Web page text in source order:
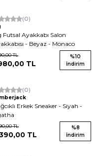
(0)
Futsal Ayakkabı Salon
- Beyaz - Monaco
TL
TL
%10
İndirim
(0)
Erkek Sneaker - Siyah -
TL
TL
%8
İndirim